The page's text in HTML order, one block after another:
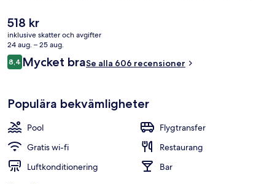
talar mycket väl om den hjälpsamma personalen. Kollektivtrafik finns
i närheten. Till Eminönü station är det inte mer än 11 minuters
promenad.
Det
nuvarande
priset
är
518 kr
518 kr
inklusive skatter och avgifter
24 aug. – 25 aug.
Recensioner
8,48,4 av 10,
Mycket braSe alla 606 recensioner
Populära bekvämligheter
Pool
Flygtransfer
Gratis wi-fi
Restaurang
Luftkonditionering
Bar